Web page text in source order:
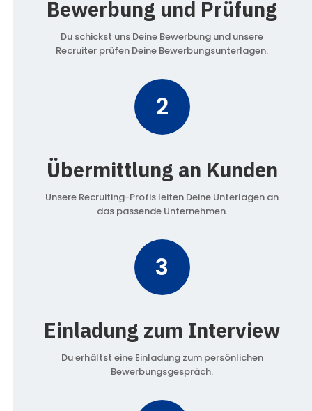
Bewerbung und Prüfung
Du schickst uns Deine Bewerbung und unsere
Recruiter prüfen Deine Bewerbungsunterlagen.
2
Übermittlung an Kunden
Unsere Recruiting-Profis leiten Deine Unterlagen an
das passende Unternehmen.
3
Einladung zum Interview
Du erhältst eine Einladung zum persönlichen
Bewerbungsgespräch.